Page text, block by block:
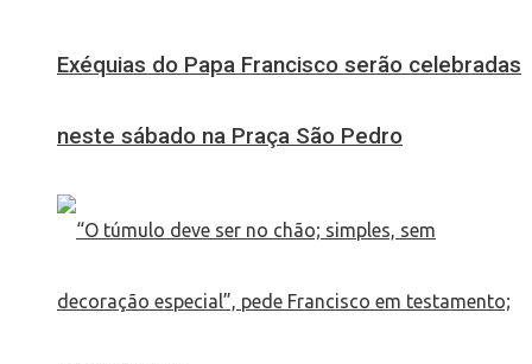
Exéquias do Papa Francisco serão celebradas
neste sábado na Praça São Pedro